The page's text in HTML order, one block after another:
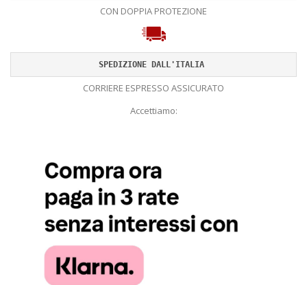
CON DOPPIA PROTEZIONE
SPEDIZIONE DALL'ITALIA
CORRIERE ESPRESSO ASSICURATO
Accettiamo: